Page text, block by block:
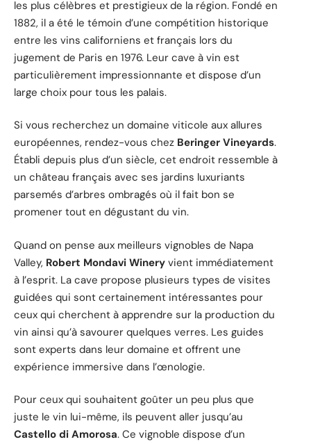
les plus célèbres et prestigieux de la région. Fondé en
1882, il a été le témoin d’une compétition historique
entre les vins californiens et français lors du
jugement de Paris en 1976. Leur cave à vin est
particulièrement impressionnante et dispose d’un
large choix pour tous les palais.
Si vous recherchez un domaine viticole aux allures
européennes, rendez-vous chez Beringer Vineyards.
Établi depuis plus d’un siècle, cet endroit ressemble à
un château français avec ses jardins luxuriants
parsemés d’arbres ombragés où il fait bon se
promener tout en dégustant du vin.
Quand on pense aux meilleurs vignobles de Napa
Valley, Robert Mondavi Winery vient immédiatement
à l’esprit. La cave propose plusieurs types de visites
guidées qui sont certainement intéressantes pour
ceux qui cherchent à apprendre sur la production du
vin ainsi qu’à savourer quelques verres. Les guides
sont experts dans leur domaine et offrent une
expérience immersive dans l’œnologie.
Pour ceux qui souhaitent goûter un peu plus que
juste le vin lui-même, ils peuvent aller jusqu’au
Castello di Amorosa. Ce vignoble dispose d’un